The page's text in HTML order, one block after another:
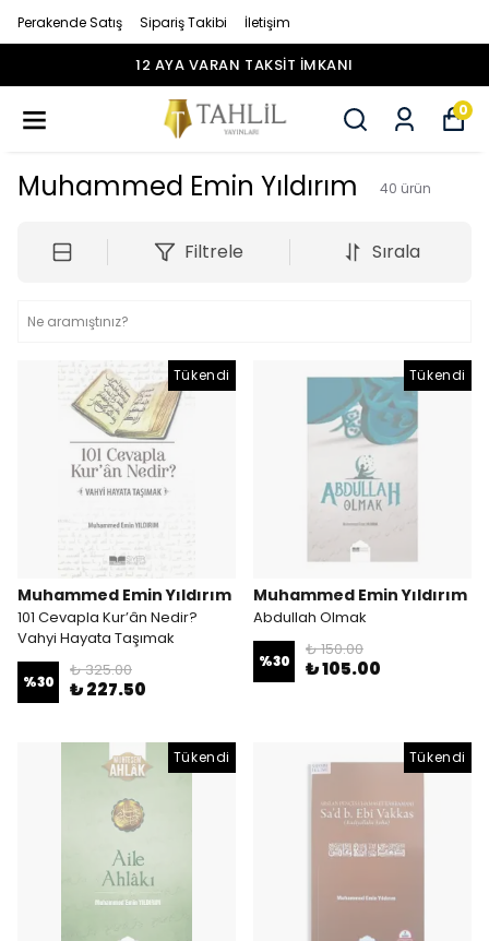
Perakende Satış Sipariş Takibi İletişim
12 AYA VARAN TAKSİT İMKANI
0
Muhammed Emin Yıldırım 40 ürün
Filtrele Sırala
Tükendi
Muhammed Emin Yıldırım
101 Cevapla Kur’ân Nedir?
Vahyi Hayata Taşımak
%30
₺ 325.00
₺ 227.50
Tükendi
Muhammed Emin Yıldırım
Abdullah Olmak
%30
₺ 150.00
₺ 105.00
Tükendi Tükendi